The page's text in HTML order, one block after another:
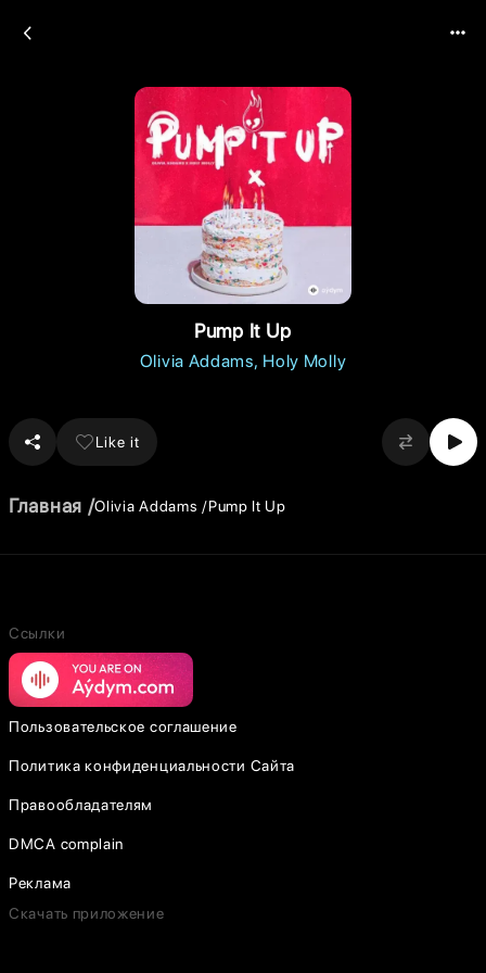
Pump It Up
Olivia Addams Holy Molly
Like it
Главная Olivia Addams Pump It Up
Ссылки
Пользовательское соглашение
Политика конфиденциальности Сайта
Правообладателям
DMCA complain
Реклама
Скачать приложение